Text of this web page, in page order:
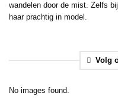
wandelen door de mist. Zelfs
haar prachtig in model.
Volg
No images found.